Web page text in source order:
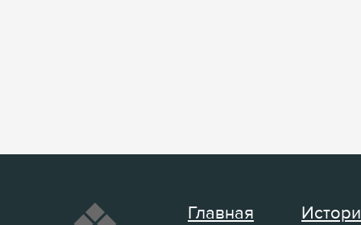
Главная